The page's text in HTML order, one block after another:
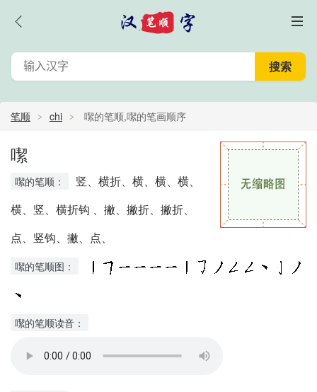
笔顺 chi 噄的笔顺,噄的笔画顺序
噄
噄的笔顺：
竖、横折、横、横、横、
横、竖、横折钩 、撇、撇折、撇折、
点、竖钩、撇、点、
噄的笔顺图：
噄的笔顺读音：